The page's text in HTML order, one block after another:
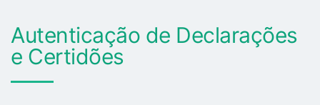
Autenticação de Declarações
e Certidões